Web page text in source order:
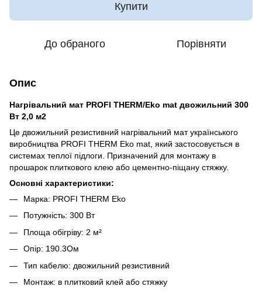
Купити
До обраного Порівняти
Опис
Нагрівальний мат PROFI THERM/Eko mat двожильний 300
Вт 2,0 м2
Це двожильний резистивний нагрівальний мат українського
виробництва PROFI THERM Eko mat, який застосовується в
системах теплої підлоги. Призначений для монтажу в
прошарок плиткового клею або цементно-піщану стяжку.
Основні характеристики:
Марка: PROFI THERM Eko
Потужність: 300 Вт
Площа обігріву: 2 м²
Опір: 190.3Ом
Тип кабелю: двожильний резистивний
Монтаж: в плитковий клей або стяжку